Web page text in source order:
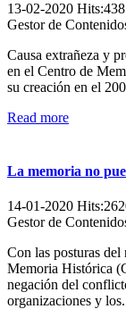
13-02-2020
Gestor de
Causa extrañeza y
en el Centro de
su creación en el
Read more
La memoria no
14-01-2020
Gestor de
Con las posturas
Memoria Histórica
negación del
organizaciones y